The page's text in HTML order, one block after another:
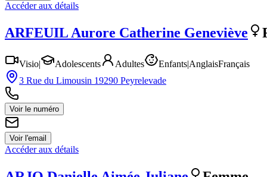
Accéder aux détails
ARFEUIL Aurore Catherine Geneviève
Visio| Adolescents Adultes Enfants|AnglaisFrançais
3 Rue du Limousin 19290 Peyrelevade
Voir le numéro
Voir l'email
Accéder aux détails